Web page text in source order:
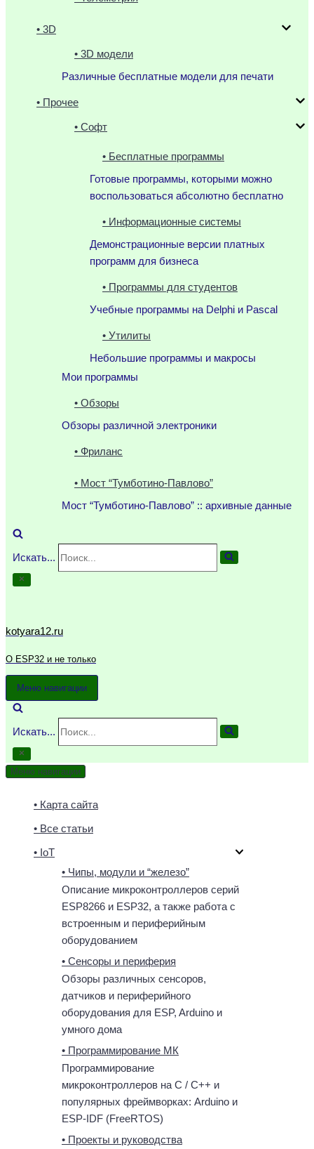
• 3D
• 3D модели
Различные бесплатные модели для печати
• Прочее
• Софт
• Бесплатные программы
Готовые программы, которыми можно
воспользоваться абсолютно бесплатно
• Информационные системы
Демонстрационные версии платных
программ для бизнеса
• Программы для студентов
Учебные программы на Delphi и Pascal
• Утилиты
Небольшие программы и макросы
Мои программы
• Обзоры
Обзоры различной электроники
• Фриланс
• Мост “Тумботино-Павлово”
Мост “Тумботино-Павлово” :: архивные данные
Искать...
kotyara12.ru
О ESP32 и не только
Меню навигации
Искать...
Меню навигации
• Карта сайта
• Все статьи
• IoT
• Чипы, модули и “железо”
Описание микроконтроллеров серий
ESP8266 и ESP32, а также работа с
встроенным и периферийным
оборудованием
• Сенсоры и периферия
Обзоры различных сенсоров,
датчиков и периферийного
оборудования для ESP, Arduino и
умного дома
• Программирование МК
Программирование
микроконтроллеров на C / C++ и
популярных фреймворках: Arduino и
ESP-IDF (FreeRTOS)
• Проекты и руководства